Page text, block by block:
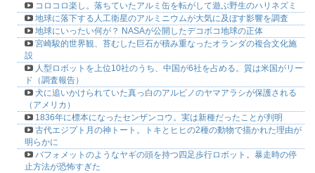
コロコロ楽し。落ちていたアルミ缶を転がして遊ぶ野生のハリネズミ
地球に落下する人工衛星のアルミニウムが大気に及ぼす影響を調査
地球にいったい何が？ NASAが公開したデコボコ地球の正体
宮崎駿的世界観、苔むした巨石が積み重なったオランダの複合文化施
設
人型ロボットを上位10社のうち、中国が6社を占める。質は米国がリー
ド（調査報告）
犬に追いかけられていた真っ白のアルビノのヤマアラシが保護される
（アメリカ）
1836年に標本になったセンザンコウ。実は新種だったことが判明
古代エジプト月の神トート。トキとヒヒの2種の動物で描かれた理由が
明らかに
バフォメットのようなヤギの頭を持つ四足歩行ロボット。暴走時の停
止方法が恐怖すぎた